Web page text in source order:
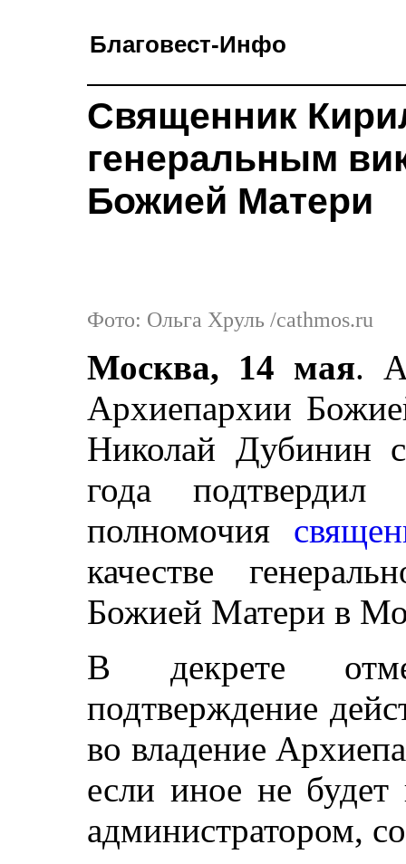
Благовест-Инфо
Священник
генеральным
Божией Матери
Фото: Ольга Хруль /cathmos.ru
Москва, 14 мая.
Архиепархии
Николай Дубинин
года
полномочия
качестве
Божией Матери в
В декрете
подтверждение
во владение
если иное не будет
администратором,